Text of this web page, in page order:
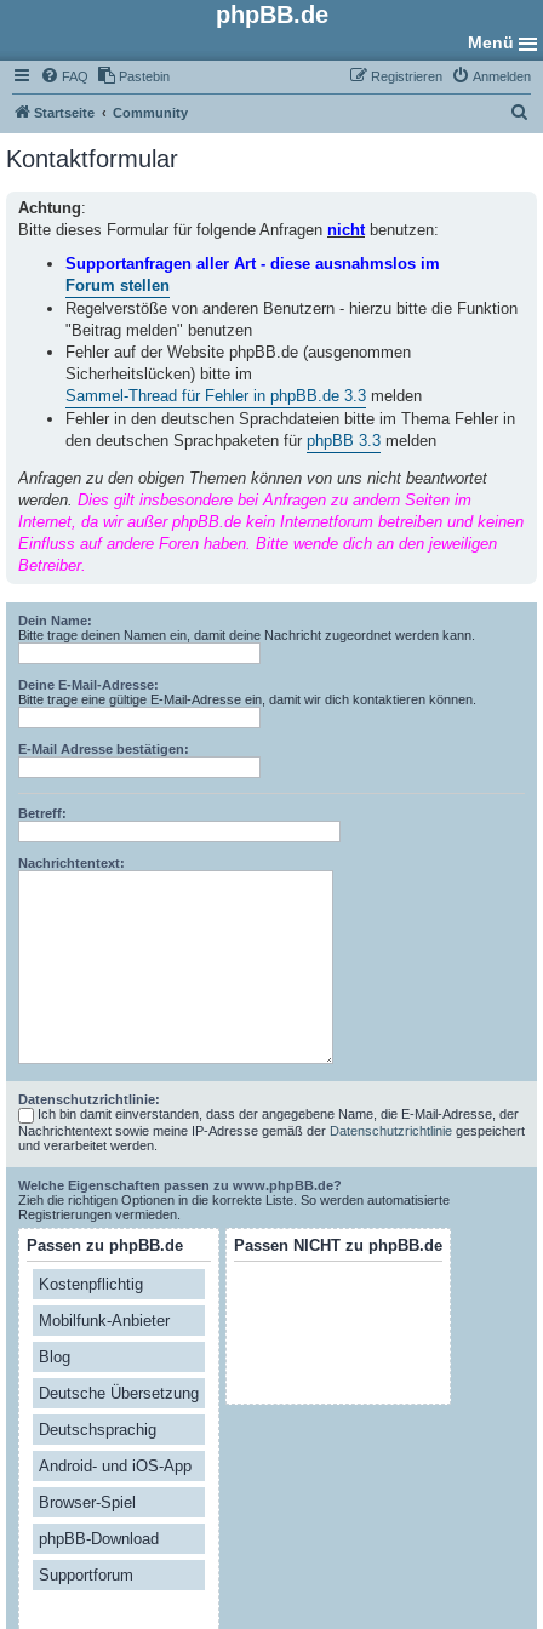
phpBB.de
Menü
FAQ Pastebin Anmelden
Registrieren
Startseite Community
Kontaktformular
Achtung:
Bitte dieses Formular für folgende Anfragen nichtbenutzen:
Supportanfragen aller Art - diese ausnahmslos im
Forum stellen
Regelverstöße von anderen Benutzern - hierzu bitte die Funktion
"Beitrag melden" benutzen
Fehler auf der Website phpBB.de (ausgenommen
Sicherheitslücken) bitte im
Sammel-Thread für Fehler in phpBB.de 3.3 melden
Fehler in den deutschen Sprachdateien bitte im Thema Fehler in
den deutschen Sprachpaketen für phpBB 3.3 melden
Anfragen zu den obigen Themen können von uns nicht beantwortet
werden. Dies gilt insbesondere bei Anfragen zu andern Seiten im
Internet, da wir außer phpBB.de kein Internetforum betreiben und keinen
Einfluss auf andere Foren haben. Bitte wende dich an den jeweiligen
Betreiber.
Dein Name:
Bitte trage deinen Namen ein, damit deine Nachricht zugeordnet werden kann.
Deine E-Mail-Adresse:
Bitte trage eine gültige E-Mail-Adresse ein, damit wir dich kontaktieren können.
E-Mail Adresse bestätigen:
Betreff:
Nachrichtentext:
Datenschutzrichtlinie:
Ich bin damit einverstanden, dass der angegebene Name, die E-Mail-Adresse, der
Nachrichtentext sowie meine IP-Adresse gemäß der Datenschutzrichtlinie gespeichert
und verarbeitet werden.
Welche Eigenschaften passen zu www.phpBB.de?
Zieh die richtigen Optionen in die korrekte Liste. So werden automatisierte
Registrierungen vermieden.
Passen zu phpBB.de
Kostenpflichtig
Mobilfunk-Anbieter
Blog
Deutsche Übersetzung
Deutschsprachig
Android- und iOS-App
Browser-Spiel
phpBB-Download
Supportforum
Passen NICHT zu phpBB.de